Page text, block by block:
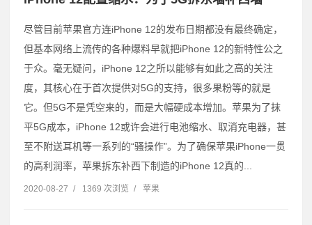
尽管目前苹果官方连iPhone 12的发布日期都没有最终确定，
但基本网络上流传的各种爆料早就把iPhone 12的新特性公之
于众。毫无疑问，iPhone 12之所以能够有如此之高的关注
度，其核心在于首次提供对5G的支持，很多果粉等的就是
它。但5G不是凭空来的，而是大幅硬成本增加。苹果为了抹
平5G成本，iPhone 12或许会进行电池缩水、取消充电器，甚
至不附送耳机等一系列的“骚操作”。为了确保苹果iPhone一贯
的高利润率，苹果拆东补西下制造的iPhone 12真的...
2020-08-27 / 1369 次浏览 / 苹果